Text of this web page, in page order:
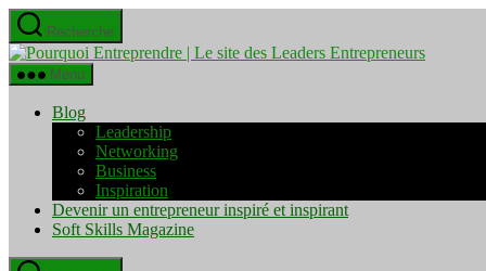
Aller
au
contenu
Recherche
Pourquoi
Menu
Blog
Leadership
Networking
Business
Inspiration
Devenir un entrepreneur inspiré et inspirant
Soft Skills Magazine